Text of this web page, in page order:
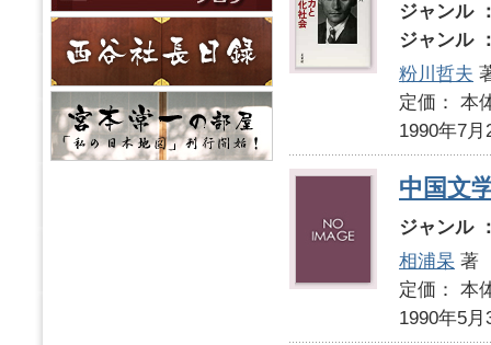
ジャンル
ジャンル
粉川哲夫
定価：
1990年7月
中国文
ジャンル
相浦杲 著
定価：
1990年5月